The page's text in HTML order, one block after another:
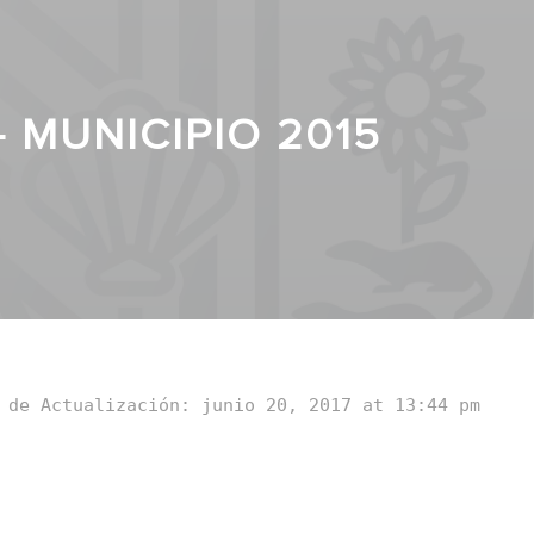
MUNICIPIO 2015
de Actualización: junio 20, 2017 at 13:44 pm